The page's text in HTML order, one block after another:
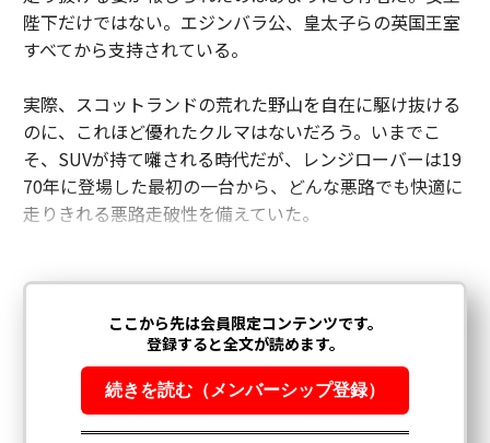
陛下だけではない。エジンバラ公、皇太子らの英国王室
すべてから支持されている。
実際、スコットランドの荒れた野山を自在に駆け抜ける
のに、これほど優れたクルマはないだろう。いまでこ
そ、SUVが持て囃される時代だが、レンジローバーは19
70年に登場した最初の一台から、どんな悪路でも快適に
走りきれる悪路走破性を備えていた。